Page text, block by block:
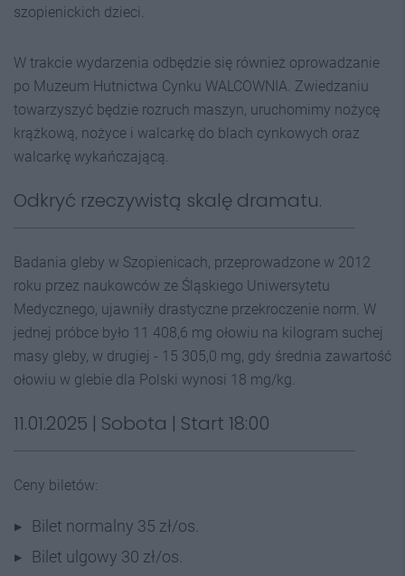
szopienickich dzieci.
W trakcie wydarzenia odbędzie się również oprowadzanie
po Muzeum Hutnictwa Cynku WALCOWNIA. Zwiedzaniu
towarzyszyć będzie rozruch maszyn, uruchomimy nożycę
krążkową, nożyce i walcarkę do blach cynkowych oraz
walcarkę wykańczającą.
Odkryć rzeczywistą skalę dramatu.
Badania gleby w Szopienicach, przeprowadzone w 2012
roku przez naukowców ze Śląskiego Uniwersytetu
Medycznego, ujawniły drastyczne przekroczenie norm. W
jednej próbce było 11 408,6 mg ołowiu na kilogram suchej
masy gleby, w drugiej - 15 305,0 mg, gdy średnia zawartość
ołowiu w glebie dla Polski wynosi 18 mg/kg.
11.01.2025 | Sobota | Start 18:00
Ceny biletów:
Bilet normalny 35 zł/os.
Bilet ulgowy 30 zł/os.